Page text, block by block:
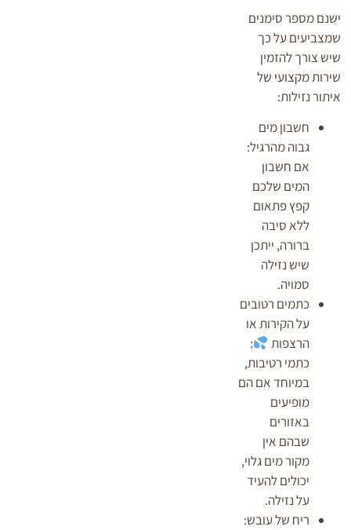
ישנם מספר סימנים
שמצביעים על כך
שיש צורך להזמין
שירות מקצועי של
איתור נזילות:
חשבון מים
גבוה מהרגיל:
אם חשבון
המים שלכם
קפץ פתאום
ללא סיבה
ברורה, ייתכן
שיש נזילה
סמויה.
כתמים רטובים
על הקירות או
הרצפות
:
כתמי רטיבות,
במיוחד אם הם
מופיעים
באזורים
שבהם אין
מקור מים גלוי,
יכולים להעיד
על נזילה.
ריח של עובש: